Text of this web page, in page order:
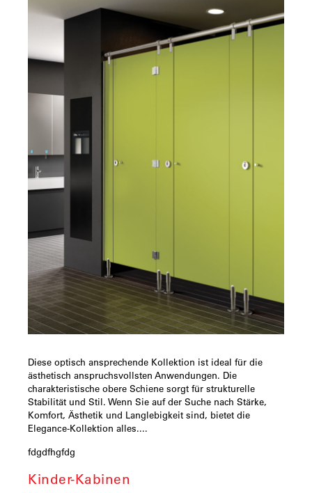
Diese optisch ansprechende Kollektion ist ideal für die
ästhetisch anspruchsvollsten Anwendungen. Die
charakteristische obere Schiene sorgt für strukturelle
Stabilität und Stil. Wenn Sie auf der Suche nach Stärke,
Komfort, Ästhetik und Langlebigkeit sind, bietet die
Elegance-Kollektion alles....
fdgdfhgfdg
Kinder-Kabinen